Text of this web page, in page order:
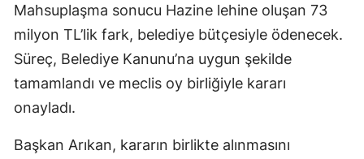
Mahsuplaşma sonucu Hazine lehine oluşan 73
milyon TL’lik fark, belediye bütçesiyle ödenecek.
Süreç, Belediye Kanunu’na uygun şekilde
tamamlandı ve meclis oy birliğiyle kararı
onayladı.
Başkan Arıkan, kararın birlikte alınmasını